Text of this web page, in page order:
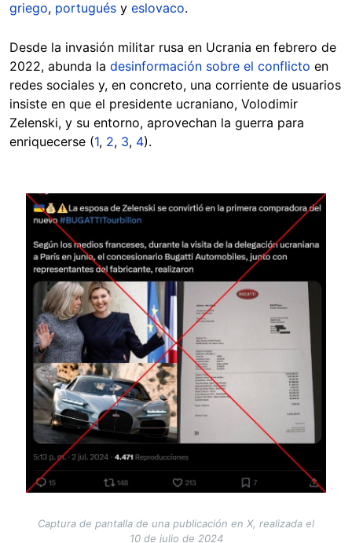
griego, portugués y eslovaco.
Desde la invasión militar rusa en Ucrania en febrero de
2022, abunda la desinformación sobre el conflicto en
redes sociales y, en concreto, una corriente de usuarios
insiste en que el presidente ucraniano, Volodimir
Zelenski, y su entorno, aprovechan la guerra para
enriquecerse (1, 2, 3, 4).
Image
Captura de pantalla de una publicación en X, realizada el
10 de julio de 2024